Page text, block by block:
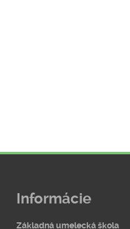
Informácie
Základná umelecká škola